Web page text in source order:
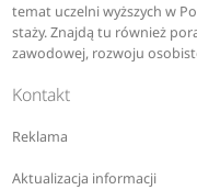
temat uczelni wyższych w
staży. Znajdą tu również
zawodowej, rozwoju
Kontakt
Reklama
Aktualizacja informacji